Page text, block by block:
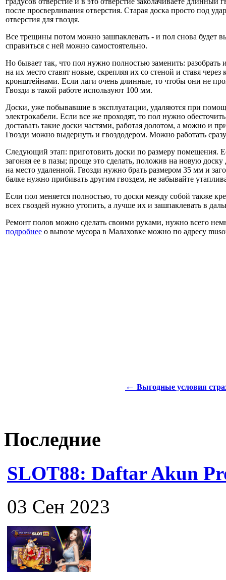
после просверливания отверстия. Старая доска просто под
отверстия для гвоздя.
Все трещины потом можно зашпаклевать - и пол снова будет
справиться с ней можно самостоятельно.
Но бывает так, что пол нужно полностью заменить:
на их место ставят новые, скрепляя их со стеной и ставя
кронштейнами. Если лаги очень длинные, то чтобы они не
Гвозди в такой работе используют 100 мм.
Доски, уже побывавшие в эксплуатации, удаляются при
электрокабели. Если все же проходят, то пол нужно
доставать такие доски частями, работая долотом, а можно и
Гвозди можно выдернуть и гвоздодером. Можно работать
Следующий этап: приготовить доски по размеру помещения.
загоняя ее в пазы; проще это сделать, положив на новую
на место удаленной. Гвозди нужно брать размером 35 мм и
балке нужно прибивать другим гвоздем, не забывайте
Если пол меняется полностью, то доски между собой также
всех гвоздей нужно утопить, а лучше их и зашпаклевать в
Ремонт полов можно сделать своими руками, нужно всего
подробнее о вывозе мусора в Малаховке можно по адресу
← Выгодные условия
Последние
SLOT88: Daftar Akun
03 Сен 2023